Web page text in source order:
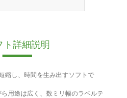
ト詳細説明
縮し、時間を生み出すソフトで
用途は広く、数ミリ幅のラベルテ